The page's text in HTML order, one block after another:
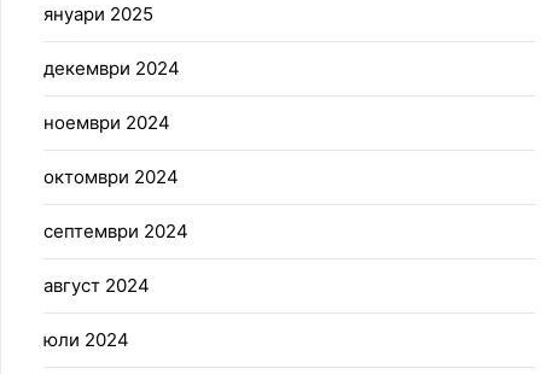
януари 2025
декември 2024
ноември 2024
октомври 2024
септември 2024
август 2024
юли 2024